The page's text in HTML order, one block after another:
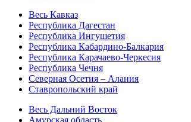
Весь Кавказ
Республика Дагестан
Республика Ингушетия
Республика Кабардино-Балкария
Республика Карачаево-Черкесия
Республика Чечня
Северная Осетия – Алания
Ставропольский край
Весь Дальний Восток
Амурская область